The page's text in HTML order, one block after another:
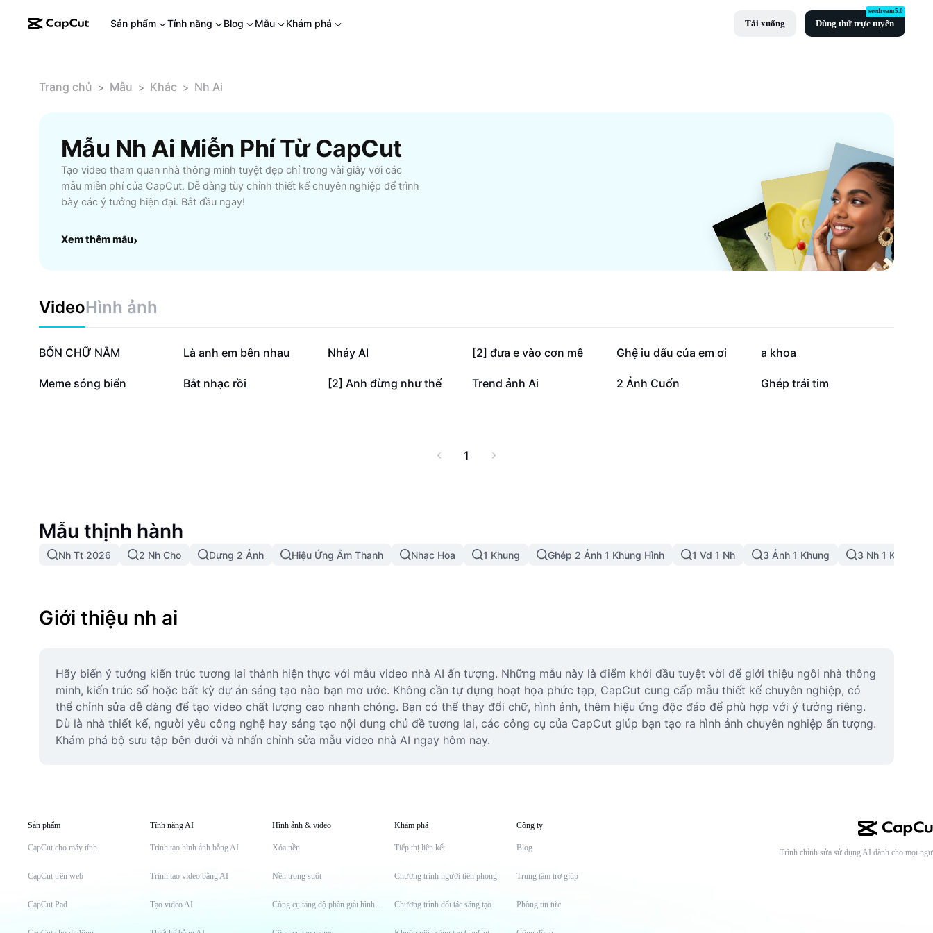
Sản phẩm Tính năng Blog Mẫu Khám phá Tải xuống Dùng thử trực tuyến
seedream5.0
Trang chủ > Mẫu > Khác > Nh Ai
Mẫu Nh Ai Miễn Phí Từ CapCut
Tạo video tham quan nhà thông minh tuyệt đẹp chỉ trong vài giây với các
mẫu miễn phí của CapCut. Dễ dàng tùy chỉnh thiết kế chuyên nghiệp để trình
bày các ý tưởng hiện đại. Bắt đầu ngay!
Xem thêm mẫu›
VideoHình ảnh
95 N
BỐN CHỮ NẮM 12,4 N
Là anh em bên nhau 12,1 N
Nhảy AI 11,1 N
[2] đưa e vào cơn mê 9,4 N
Ghệ iu dấu của em ơi 7,6 N
a khoa
6,6 N
Meme sóng biển 3 N
Bắt nhạc rồi 2,8 N
[2] Anh đừng như thế 2,8 N
Trend ảnh Ai 129
2 Ảnh Cuốn 62
Ghép trái tim
1
Mẫu thịnh hành
Nh Tt 2026 2 Nh Cho Dựng 2 Ảnh Hiệu Ứng Âm Thanh Nhạc Hoa 1 Khung Ghép 2 Ảnh 1 Khung Hình 1 Vd 1 Nh 3 Ảnh 1 Khung 3 Nh 1 Khung
Giới thiệu nh ai
Hãy biến ý tưởng kiến trúc tương lai thành hiện thực với mẫu video nhà AI ấn tượng. Những mẫu này là điểm khởi đầu tuyệt vời để giới thiệu ngôi nhà thông
minh, kiến trúc số hoặc bất kỳ dự án sáng tạo nào bạn mơ ước. Không cần tự dựng hoạt họa phức tạp, CapCut cung cấp mẫu thiết kế chuyên nghiệp, có
thể chỉnh sửa dễ dàng để tạo video chất lượng cao nhanh chóng. Bạn có thể thay đổi chữ, hình ảnh, thêm hiệu ứng độc đáo để phù hợp với ý tưởng riêng.
Dù là nhà thiết kế, người yêu công nghệ hay sáng tạo nội dung chủ đề tương lai, các công cụ của CapCut giúp bạn tạo ra hình ảnh chuyên nghiệp ấn tượng.
Khám phá bộ sưu tập bên dưới và nhấn chỉnh sửa mẫu video nhà AI ngay hôm nay.
Sản phẩm
CapCut cho máy tính
CapCut trên web
CapCut Pad
Tính năng AI
Trình tạo hình ảnh bằng AI
Trình tạo video bằng AI
Tạo video AI
Hình ảnh & video
Xóa nền
Nền trong suốt
Công cụ tăng độ phân giải hình ảnh
Khám phá
Tiếp thị liên kết
Chương trình người tiên phong
Chương trình đối tác sáng tạo
Công ty
Blog
Trung tâm trợ giúp
Phòng tin tức
Trình chỉnh sửa sử dụng AI dành cho mọi